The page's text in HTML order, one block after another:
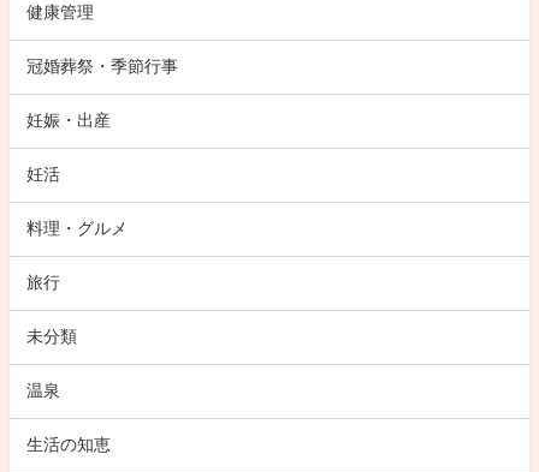
健康管理
冠婚葬祭・季節行事
妊娠・出産
妊活
料理・グルメ
旅行
未分類
温泉
生活の知恵